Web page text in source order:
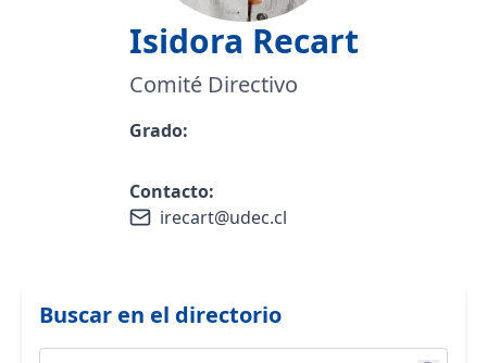
Isidora Recart
Comité Directivo
Grado:
Contacto:
irecart@udec.cl
Buscar en el directorio